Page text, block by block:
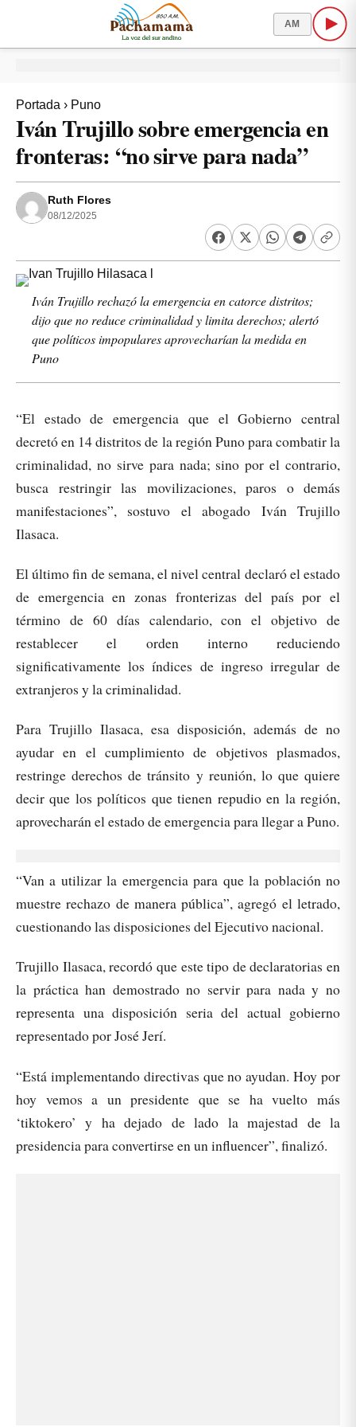
AM
Portada › Puno
Iván Trujillo sobre emergencia en
fronteras: “no sirve para nada”
Ruth Flores
08/12/2025
Iván Trujillo rechazó la emergencia en catorce distritos;
dijo que no reduce criminalidad y limita derechos; alertó
que políticos impopulares aprovecharían la medida en
Puno
“El estado de emergencia que el Gobierno central
decretó en 14 distritos de la región Puno para combatir la
criminalidad, no sirve para nada; sino por el contrario,
busca restringir las movilizaciones, paros o demás
manifestaciones”, sostuvo el abogado Iván Trujillo
Ilasaca.
El último fin de semana, el nivel central declaró el estado
de emergencia en zonas fronterizas del país por el
término de 60 días calendario, con el objetivo de
restablecer el orden interno reduciendo
significativamente los índices de ingreso irregular de
extranjeros y la criminalidad.
Para Trujillo Ilasaca, esa disposición, además de no
ayudar en el cumplimiento de objetivos plasmados,
restringe derechos de tránsito y reunión, lo que quiere
decir que los políticos que tienen repudio en la región,
aprovecharán el estado de emergencia para llegar a Puno.
“Van a utilizar la emergencia para que la población no
muestre rechazo de manera pública”, agregó el letrado,
cuestionando las disposiciones del Ejecutivo nacional.
Trujillo Ilasaca, recordó que este tipo de declaratorias en
la práctica han demostrado no servir para nada y no
representa una disposición seria del actual gobierno
representado por José Jerí.
“Está implementando directivas que no ayudan. Hoy por
hoy vemos a un presidente que se ha vuelto más
‘tiktokero’ y ha dejado de lado la majestad de la
presidencia para convertirse en un influencer”, finalizó.